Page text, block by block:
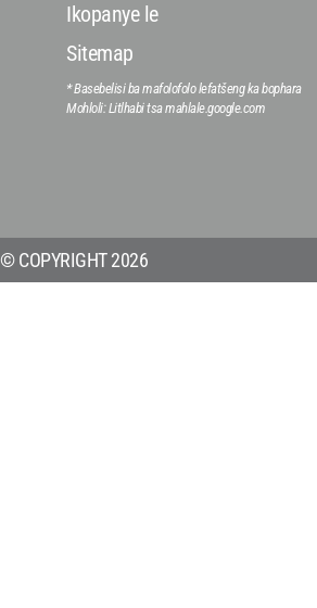
Ikopanye le
Sitemap
* Basebelisi ba mafolofolo lefatšeng ka bophara
Mohloli: Litlhabi tsa mahlale.google.com
© COPYRIGHT 2026